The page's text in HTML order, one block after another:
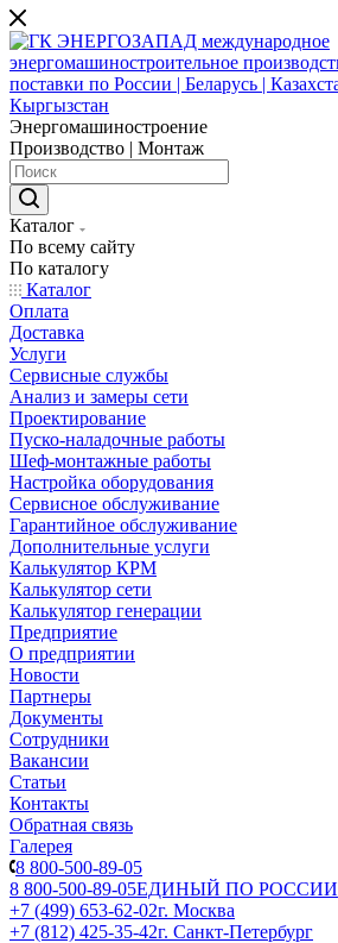
Энергомашиностроение
Производство | Монтаж
Каталог
По всему сайту
По каталогу
Каталог
Оплата
Доставка
Услуги
Сервисные службы
Анализ и замеры сети
Проектирование
Пуско-наладочные работы
Шеф-монтажные работы
Настройка оборудования
Сервисное обслуживание
Гарантийное обслуживание
Дополнительные услуги
Калькулятор КРМ
Калькулятор сети
Калькулятор генерации
Предприятие
О предприятии
Новости
Партнеры
Документы
Сотрудники
Вакансии
Статьи
Контакты
Обратная связь
Галерея
8 800-500-89-05
8 800-500-89-05ЕДИНЫЙ ПО РОССИИ
+7 (499) 653-62-02г. Москва
+7 (812) 425-35-42г. Санкт-Петербург